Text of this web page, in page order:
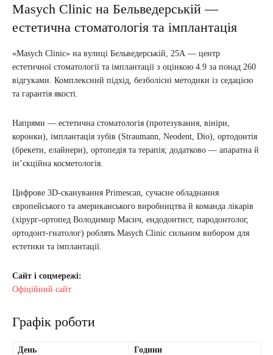
Masych Clinic на Бельведерській —
естетична стоматологія та імплантація
«Masych Clinic» на вулиці Бельведерській, 25А — центр
естетичної стоматології та імплантації з оцінкою 4.9 за понад 260
відгуками. Комплексний підхід, безболісні методики із седацією
та гарантія якості.
Напрями — естетична стоматологія (протезування, вініри,
коронки), імплантація зубів (Straumann, Neodent, Dio), ортодонтія
(брекети, елайнери), ортопедія та терапія; додатково — апаратна й
ін’єкційна косметологія.
Цифрове 3D-сканування Primescan, сучасне обладнання
європейського та американського виробництва й команда лікарів
(хірург-ортопед Володимир Масич, ендодонтист, пародонтолог,
ортодонт-гнатолог) роблять Masych Clinic сильним вибором для
естетики та імплантації.
Сайт і соцмережі:
Офіційний сайт
Графік роботи
День
Години